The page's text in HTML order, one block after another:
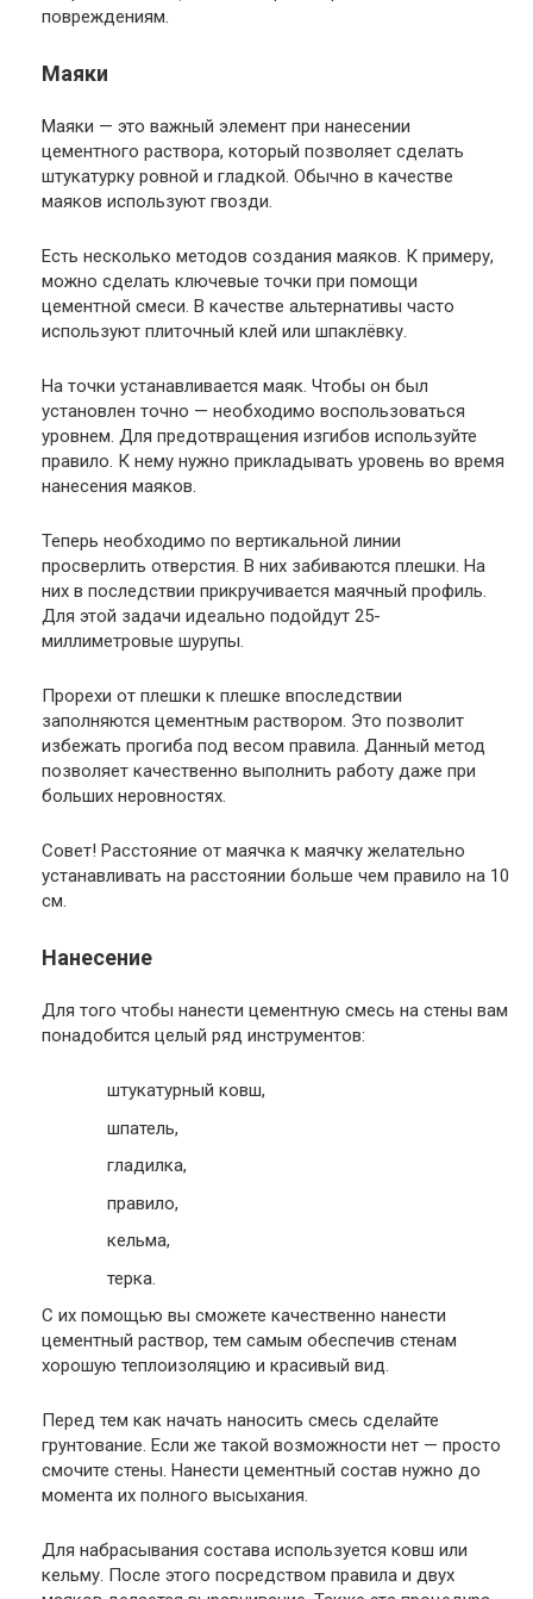
повреждениям.
Маяки
Маяки — это важный элемент при нанесении
цементного раствора, который позволяет сделать
штукатурку ровной и гладкой. Обычно в качестве
маяков используют гвозди.
Есть несколько методов создания маяков. К примеру,
можно сделать ключевые точки при помощи
цементной смеси. В качестве альтернативы часто
используют плиточный клей или шпаклёвку.
На точки устанавливается маяк. Чтобы он был
установлен точно — необходимо воспользоваться
уровнем. Для предотвращения изгибов используйте
правило. К нему нужно прикладывать уровень во время
нанесения маяков.
Теперь необходимо по вертикальной линии
просверлить отверстия. В них забиваются плешки. На
них в последствии прикручивается маячный профиль.
Для этой задачи идеально подойдут 25-
миллиметровые шурупы.
Прорехи от плешки к плешке впоследствии
заполняются цементным раствором. Это позволит
избежать прогиба под весом правила. Данный метод
позволяет качественно выполнить работу даже при
больших неровностях.
Совет! Расстояние от маячка к маячку желательно
устанавливать на расстоянии больше чем правило на 10
см.
Нанесение
Для того чтобы нанести цементную смесь на стены вам
понадобится целый ряд инструментов:
штукатурный ковш,
шпатель,
гладилка,
правило,
кельма,
терка.
С их помощью вы сможете качественно нанести
цементный раствор, тем самым обеспечив стенам
хорошую теплоизоляцию и красивый вид.
Перед тем как начать наносить смесь сделайте
грунтование. Если же такой возможности нет — просто
смочите стены. Нанести цементный состав нужно до
момента их полного высыхания.
Для набрасывания состава используется ковш или
кельму. После этого посредством правила и двух